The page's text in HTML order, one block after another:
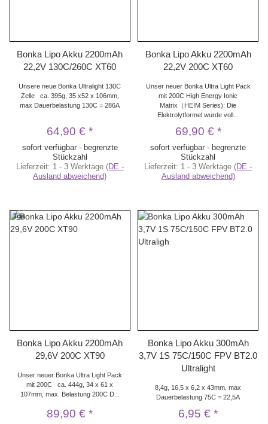
Bonka Lipo Akku 2200mAh
22,2V 130C/260C XT60
Unsere neue Bonka Ultralight 130C
Zelle ca. 395g, 35 x52 x 106mm,
max Dauerbelastung 130C = 286A
64,90 €*
sofort verfügbar - begrenzte
Stückzahl
Lieferzeit: 1 - 3 Werktage (DE -
Ausland abweichend)
Bonka Lipo Akku 2200mAh
22,2V 200C XT60
Unser neuer Bonka Ultra Light Pack
mit 200C High Energy Ionic
Matrix（HEIM Series): Die
Elektrolytformel wurde voll...
69,90 € *
sofort verfügbar - begrenzte
Stückzahl
Lieferzeit: 1 - 3 Werktage(DE -
Ausland abweichend)
Top
Bonka Lipo Akku 2200mAh
29,6V 200C XT90
Unser neuer Bonka Ultra Light Pack
mit 200C ca. 444g, 34 x 61 x
107mm, max. Belastung 200C D...
89,90 €*
Bonka Lipo Akku 300mAh
3,7V 1S 75C/150C FPV BT2.0
Ultralight
8,4g, 16,5 x 6,2 x 43mm, max
Dauerbelastung 75C = 22,5A
6,95 €*